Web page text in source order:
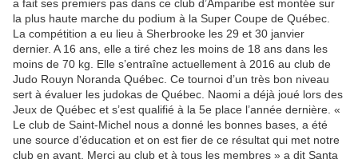
a fait ses premiers pas dans ce club d’Amparibe est montée sur
la plus haute marche du podium à la Super Coupe de Québec.
La compétition a eu lieu à Sherbrooke les 29 et 30 janvier
dernier. A 16 ans, elle a tiré chez les moins de 18 ans dans les
moins de 70 kg. Elle s’entraîne actuellement à 2016 au club de
Judo Rouyn Noranda Québec. Ce tournoi d’un très bon niveau
sert à évaluer les judokas de Québec. Naomi a déjà joué lors des
Jeux de Québec et s’est qualifié à la 5e place l’année dernière. «
Le club de Saint-Michel nous a donné les bonnes bases, a été
une source d’éducation et on est fier de ce résultat qui met notre
club en avant. Merci au club et à tous les membres » a dit Santa